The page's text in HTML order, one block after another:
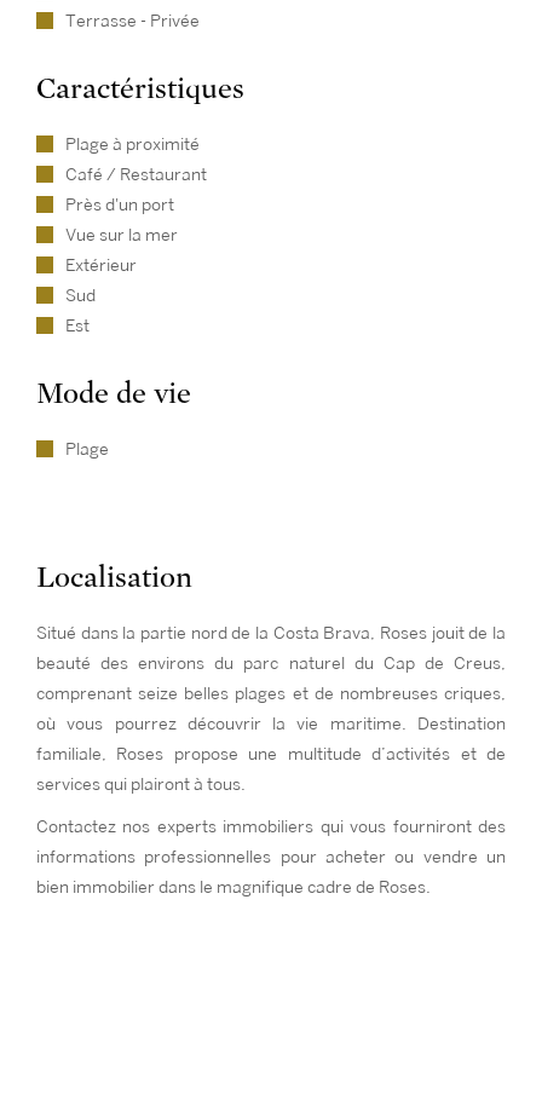
Terrasse - Privée
Caractéristiques
Plage à proximité
Café / Restaurant
Près d'un port
Vue sur la mer
Extérieur
Sud
Est
Mode de vie
Plage
Localisation
Situé dans la partie nord de la Costa Brava, Roses jouit de la
beauté des environs du parc naturel du Cap de Creus,
comprenant seize belles plages et de nombreuses criques,
où vous pourrez découvrir la vie maritime. Destination
familiale, Roses propose une multitude d’activités et de
services qui plairont à tous.
Contactez nos experts immobiliers qui vous fourniront des
informations professionnelles pour acheter ou vendre un
bien immobilier dans le magnifique cadre de Roses.